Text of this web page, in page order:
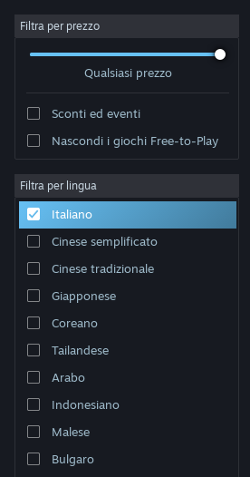
Accedi
Informazioni
Assistenza
Cambia la lingua
Ottieni l'app mobile di Steam
Visualizza il sito web per desktop
Filtra per prezzo
Qualsiasi prezzo
Sconti ed eventi
Nascondi i giochi Free-to-Play
Filtra per lingua
Italiano
Cinese semplificato
Cinese tradizionale
Giapponese
Coreano
Tailandese
Arabo
Indonesiano
Malese
Bulgaro
Editore: VOYVOD ARTS
Ordina per Rilevanza